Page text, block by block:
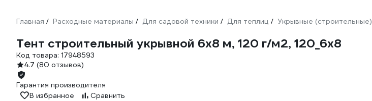
Главная / Расходные материалы / Для садовой техники / Для теплиц / Укрывные (строительные)
Тент строительный укрывной 6х8 м, 120 г/м2, 120_6х8
Код товара: 17948593
4.7 (80 отзывов)
Гарантия производителя
В избранное
Сравнить